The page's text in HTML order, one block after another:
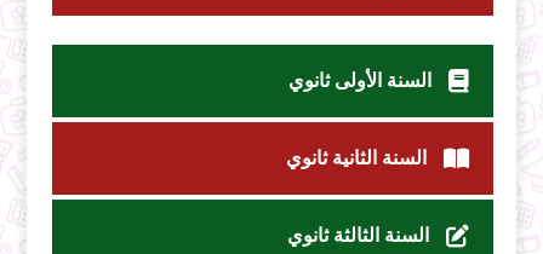
السنة الأولى ثانوي
السنة الثانية ثانوي
السنة الثالثة ثانوي